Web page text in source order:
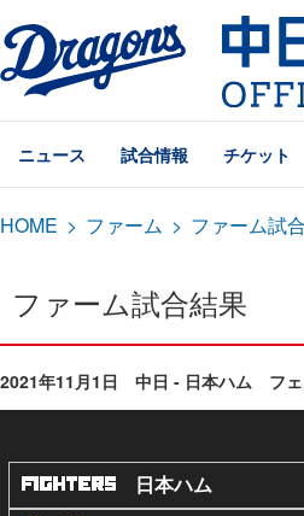
ニュース 試合情報 チケット
HOME > ファーム > ファーム試
ファーム試合結果
2021年11月1日 中日 - 日本ハム フ
日本ハム